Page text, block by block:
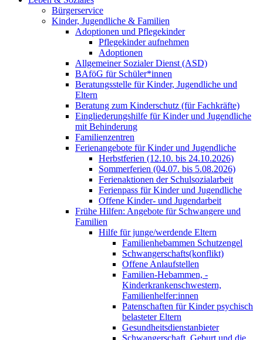
Bürgerservice
Kinder, Jugendliche & Familien
Adoptionen und Pflegekinder
Pflegekinder aufnehmen
Adoptionen
Allgemeiner Sozialer Dienst (ASD)
BAföG für Schüler*innen
Beratungsstelle für Kinder, Jugendliche und
Eltern
Beratung zum Kinderschutz (für Fachkräfte)
Eingliederungshilfe für Kinder und Jugendliche
mit Behinderung
Familienzentren
Ferienangebote für Kinder und Jugendliche
Herbstferien (12.10. bis 24.10.2026)
Sommerferien (04.07. bis 5.08.2026)
Ferienaktionen der Schulsozialarbeit
Ferienpass für Kinder und Jugendliche
Offene Kinder- und Jugendarbeit
Frühe Hilfen: Angebote für Schwangere und
Familien
Hilfe für junge/werdende Eltern
Familienhebammen Schutzengel
Schwangerschafts(konflikt)
Offene Anlaufstellen
Familien-Hebammen, -
Kinderkrankenschwestern,
Familienhelfer:innen
Patenschaften für Kinder psychisch
belasteter Eltern
Gesundheitsdienstanbieter
Schwangerschaft, Geburt und die